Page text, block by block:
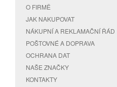
O FIRMĚ
JAK NAKUPOVAT
NÁKUPNÍ A REKLAMAČNÍ ŘÁD
POŠTOVNÉ A DOPRAVA
OCHRANA DAT
NAŠE ZNAČKY
KONTAKTY